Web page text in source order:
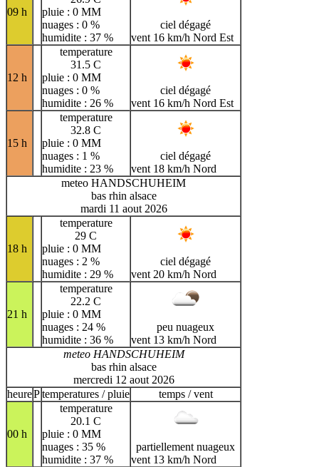
09 h
pluie : 0 MM
nuages : 0 %
humidite : 37 %
ciel dégagé
vent 16 km/h Nord Est
12 h
temperature
31.5 C
pluie : 0 MM
nuages : 0 %
humidite : 26 %
ciel dégagé
vent 16 km/h Nord Est
15 h
temperature
32.8 C
pluie : 0 MM
nuages : 1 %
humidite : 23 %
ciel dégagé
vent 18 km/h Nord
meteo HANDSCHUHEIM
bas rhin alsace
mardi 11 aout 2026
18 h
temperature
29 C
pluie : 0 MM
nuages : 2 %
humidite : 29 %
ciel dégagé
vent 20 km/h Nord
21 h
temperature
22.2 C
pluie : 0 MM
nuages : 24 %
humidite : 36 %
peu nuageux
vent 13 km/h Nord
meteo HANDSCHUHEIM
bas rhin alsace
mercredi 12 aout 2026
heurePtemperatures / pluie temps / vent
00 h
temperature
20.1 C
pluie : 0 MM
nuages : 35 %
humidite : 37 %
partiellement nuageux
vent 13 km/h Nord